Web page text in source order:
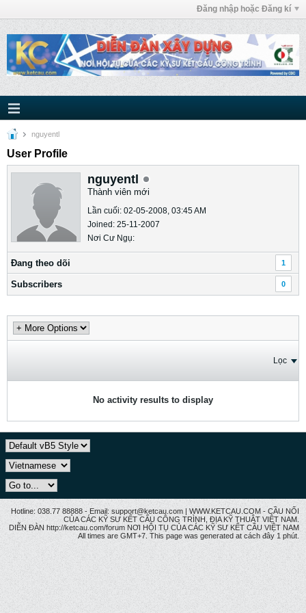
Đăng nhập hoặc Đăng kí
nguyentl
User Profile
nguyentl
Thành viên mới
Lần cuối: 02-05-2008, 03:45 AM
Joined: 25-11-2007
Nơi Cư Ngụ:
Ðang theo dõi 1
Subscribers 0
Lọc
No activity results to display
Hotline: 038.77 88888 - Email: support@ketcau.com | WWW.KETCAU.COM - CẦU NỐI
CỦA CÁC KỸ SƯ KẾT CẤU CÔNG TRÌNH, ĐỊA KỸ THUẬT VIỆT NAM.
DIỄN ĐÀN http://ketcau.com/forum NƠI HỘI TỤ CỦA CÁC KỸ SƯ KẾT CÂU VIỆT NAM
All times are GMT+7. This page was generated at cách đây 1 phút.